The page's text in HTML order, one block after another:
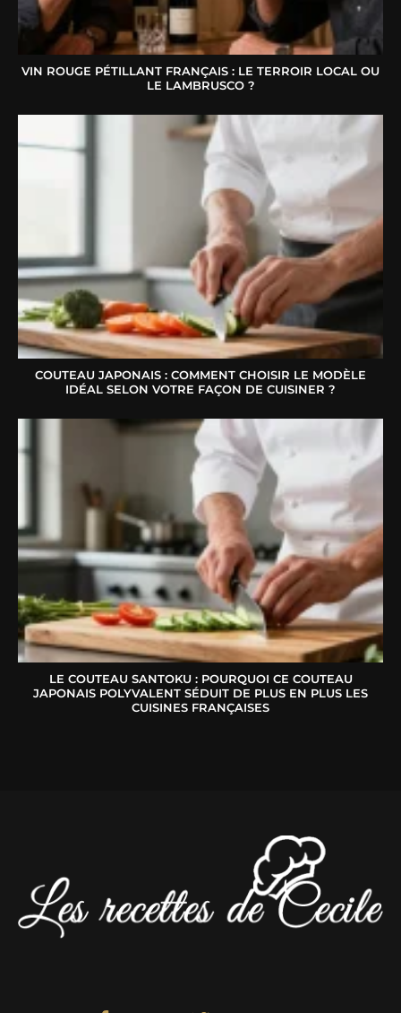
VIN ROUGE PÉTILLANT FRANÇAIS : LE TERROIR LOCAL OU
LE LAMBRUSCO ?
COUTEAU JAPONAIS : COMMENT CHOISIR LE MODÈLE
IDÉAL SELON VOTRE FAÇON DE CUISINER ?
LE COUTEAU SANTOKU : POURQUOI CE COUTEAU
JAPONAIS POLYVALENT SÉDUIT DE PLUS EN PLUS LES
CUISINES FRANÇAISES